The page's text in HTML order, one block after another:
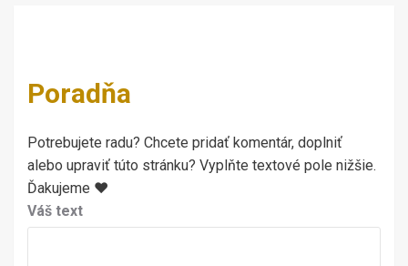
Poradňa
Potrebujete radu? Chcete pridať komentár, doplniť
alebo upraviť túto stránku? Vyplňte textové pole nižšie.
Ďakujeme ♥
Váš text